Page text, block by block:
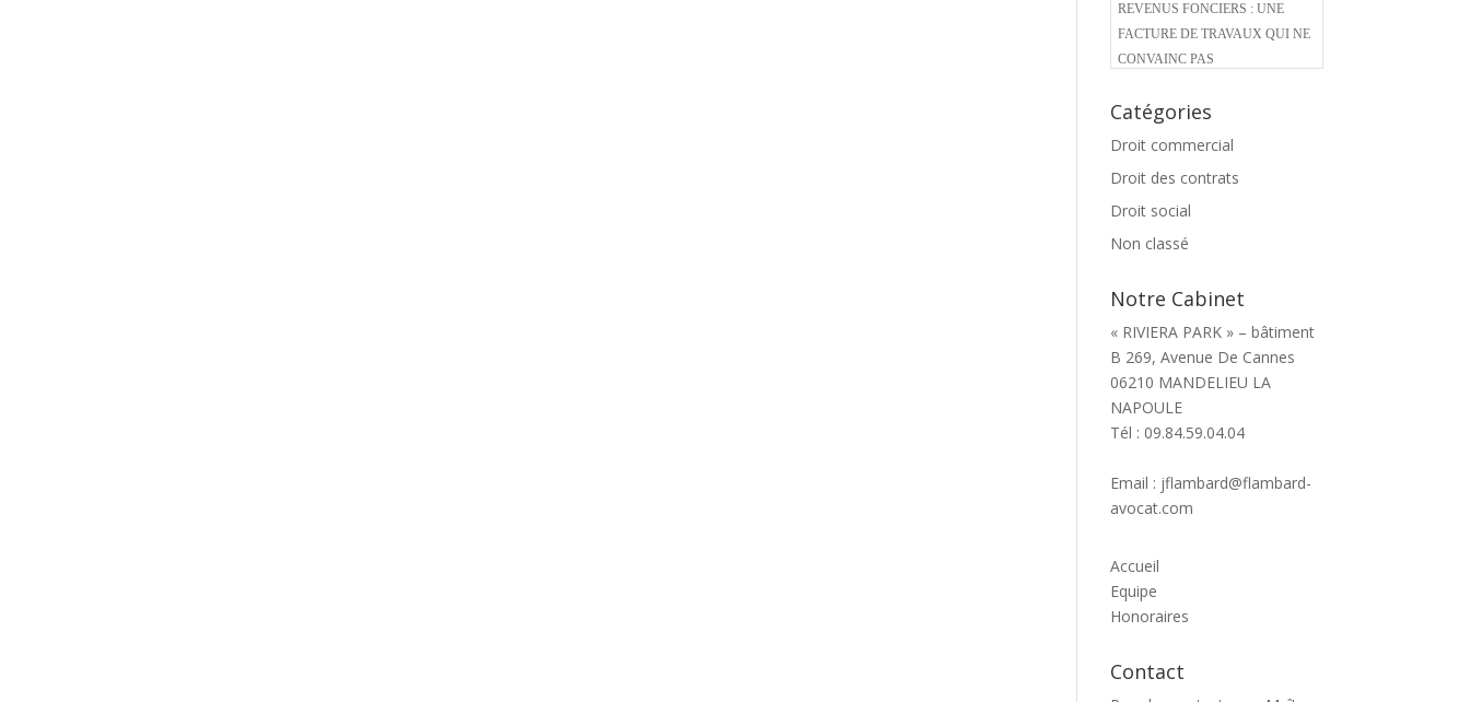
REVENUS FONCIERS : UNE
FACTURE DE TRAVAUX QUI NE
CONVAINC PAS
Catégories
Droit commercial
Droit des contrats
Droit social
Non classé
Notre Cabinet
« RIVIERA PARK » – bâtiment
B 269, Avenue De Cannes
06210 MANDELIEU LA
NAPOULE
Tél : 09.84.59.04.04
Email : jflambard@flambard-
avocat.com
Accueil
Equipe
Honoraires
Contact